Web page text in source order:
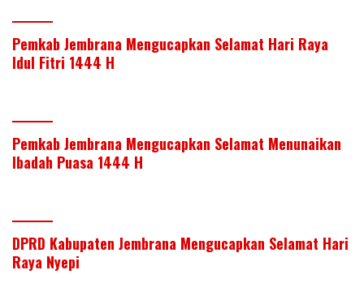
Pemkab Jembrana Mengucapkan Selamat Hari Raya
Idul Fitri 1444 H
Pemkab Jembrana Mengucapkan Selamat Menunaikan
Ibadah Puasa 1444 H
DPRD Kabupaten Jembrana Mengucapkan Selamat Hari
Raya Nyepi